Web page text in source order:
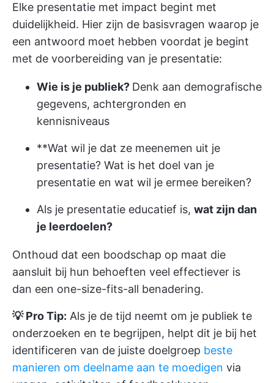
Elke presentatie met impact begint met
duidelijkheid. Hier zijn de basisvragen waarop je
een antwoord moet hebben voordat je begint
met de voorbereiding van je presentatie:
Wie is je publiek? Denk aan demografische
gegevens, achtergronden en
kennisniveaus
**Wat wil je dat ze meenemen uit je
presentatie? Wat is het doel van je
presentatie en wat wil je ermee bereiken?
Als je presentatie educatief is, wat zijn dan
je leerdoelen?
Onthoud dat een boodschap op maat die
aansluit bij hun behoeften veel effectiever is
dan een one-size-fits-all benadering.
💡 Pro Tip: Als je de tijd neemt om je publiek te
onderzoeken en te begrijpen, helpt dit je bij het
identificeren van de juiste doelgroep beste
manieren om deelname aan te moedigen via